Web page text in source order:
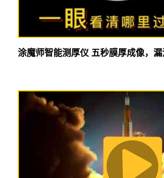
涂魔师智能测厚仪 五秒膜厚成像，